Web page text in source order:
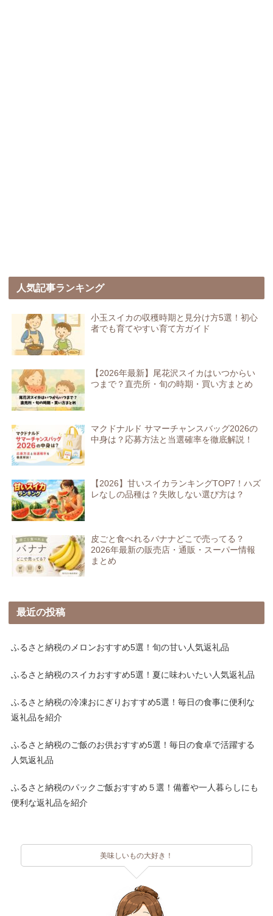
人気記事ランキング
小玉スイカの収穫時期と見分け方5選！初心
者でも育てやすい育て方ガイド
【2026年最新】尾花沢スイカはいつからい
つまで？直売所・旬の時期・買い方まとめ
マクドナルド サマーチャンスバッグ2026の
中身は？応募方法と当選確率を徹底解説！
【2026】甘いスイカランキングTOP7！ハズ
レなしの品種は？失敗しない選び方は？
皮ごと食べれるバナナどこで売ってる？
2026年最新の販売店・通販・スーパー情報
まとめ
最近の投稿
ふるさと納税のメロンおすすめ5選！旬の甘い人気返礼品
ふるさと納税のスイカおすすめ5選！夏に味わいたい人気返礼品
ふるさと納税の冷凍おにぎりおすすめ5選！毎日の食事に便利な
返礼品を紹介
ふるさと納税のご飯のお供おすすめ5選！毎日の食卓で活躍する
人気返礼品
ふるさと納税のパックご飯おすすめ５選！備蓄や一人暮らしにも
便利な返礼品を紹介
美味しいもの大好き！